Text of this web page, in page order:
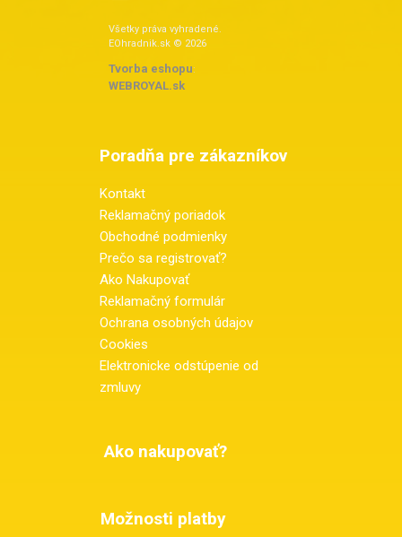
Všetky práva vyhradené.
EOhradnik.sk © 2026
Tvorba eshopu:
WEBROYAL.sk
Poradňa pre zákazníkov
Kontakt
Reklamačný poriadok
Obchodné podmienky
Prečo sa registrovať?
Ako Nakupovať
Reklamačný formulár
Ochrana osobných údajov
Cookies
Elektronicke odstúpenie od
zmluvy
Ako nakupovať?
Možnosti platby